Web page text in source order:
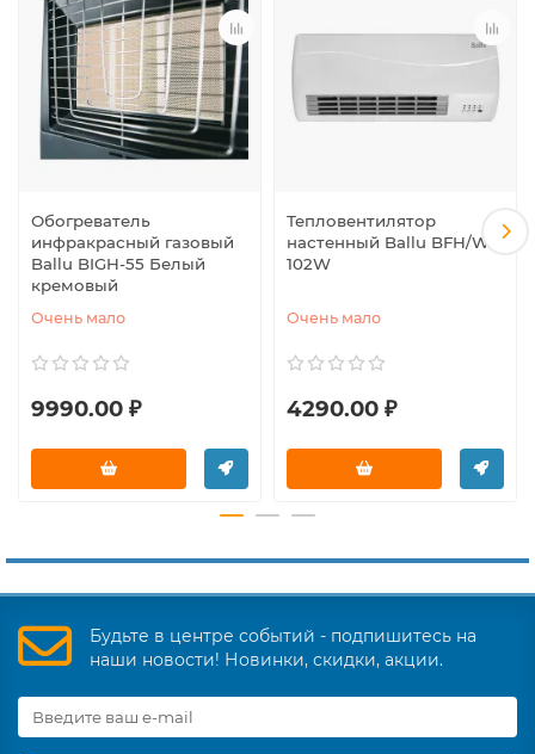
Обогреватель
инфракрасный газовый
Ballu BIGH-55 Белый
кремовый
Очень мало
9990.00 ₽
Тепловентилятор
настенный Ballu BFH/W-
102W
Очень мало
4290.00 ₽
Будьте в центре событий - подпишитесь на
наши новости! Новинки, скидки, акции.